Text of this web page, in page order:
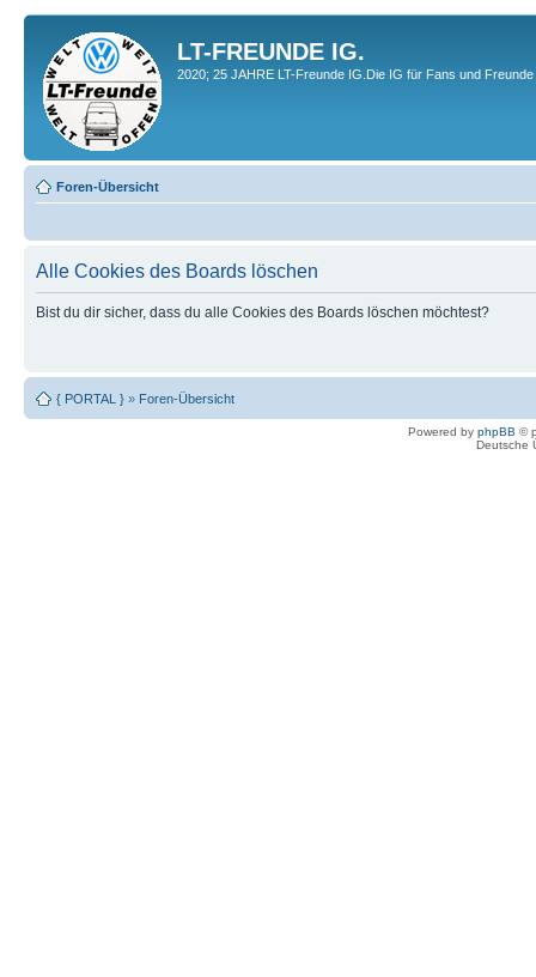
LT-FREUNDE IG.
2020; 25 JAHRE LT-Freunde IG.Die IG für Fans und
Foren-Übersicht
Alle Cookies des Boards löschen
Bist du dir sicher, dass du alle Cookies des Boards löschen möchtest?
{ PORTAL } » Foren-Übersicht
Powered by phpBB ©
Deutsche